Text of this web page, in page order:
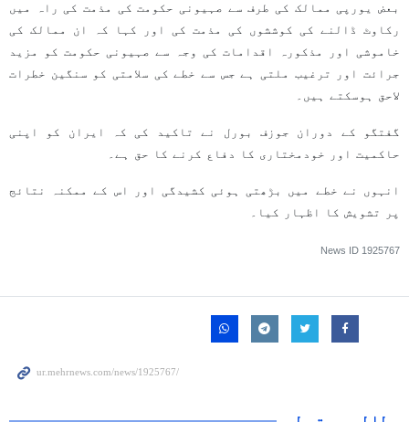
بعض یورپی ممالک کی طرف سے صہیونی حکومت کی مذمت کی راہ میں
رکاوٹ ڈالنے کی کوششوں کی مذمت کی اور کہا کہ ان ممالک کی
خاموشی اور مذکورہ اقدامات کی وجہ سے صہیونی حکومت کو مزید
جرائت اور ترغیب ملتی ہے جس سے خطے کی سلامتی کو سنگین خطرات
لاحق ہوسکتے ہیں۔
گفتگو کے دوران جوزف بورل نے تاکید کی کہ ایران کو اپنی
حاکمیت اور خودمختاری کا دفاع کرنے کا حق ہے۔
انہوں نے خطے میں بڑھتی ہوئی کشیدگی اور اس کے ممکنہ نتائج
پر تشویش کا اظہار کیا۔
News ID 1925767